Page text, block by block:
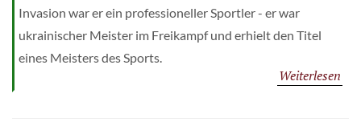
Invasion war er ein professioneller Sportler - er war
ukrainischer Meister im Freikampf und erhielt den Titel
eines Meisters des Sports.
Weiterlesen